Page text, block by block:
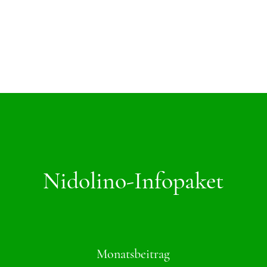
Nidolino-Infopaket
Monatsbeitrag